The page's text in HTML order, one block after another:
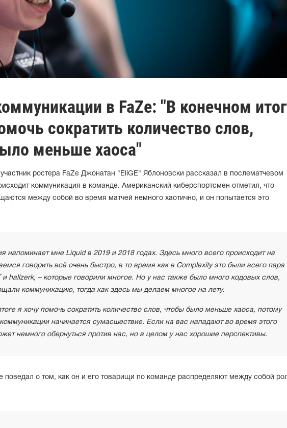
в FaZe: "В конечном
сократить количество слов,
меньше хаоса"
ростера FaZe Джонатан "EliGE" Яблоновски рассказал в послематчевом
коммуникация в команде. Американский киберспортсмен отметил, что
между собой во время матчей немного хаотично, и он попытается это
напоминает мне Liquid в 2019 и 2018 годах. Здесь много всего происходит на
говорить всё очень быстро, в то время как в Complexity это были всего пара
hallzerk, – которые говорили многое. Но у нас также было много кодовых слов,
коммуникацию, тогда как здесь мы делаем многое на лету.
я хочу помочь сократить количество слов, чтобы было меньше хаоса, потому
коммуникации начинается сумасшествие. Если на вас нападают во время этого
немного обернуться против нас, но в целом у нас хорошие перспективы.
поведал о том, как он и его товарищи по команде распределяют между собой